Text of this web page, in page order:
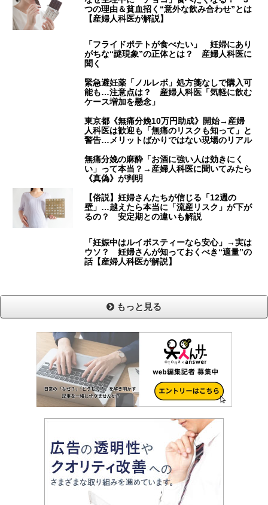
つの理由＆貧血招く“意外な飲み合わせ”とは
【産婦人科医が解説】
「フライドポテトが食べたい」 妊婦にあり
がちな“謎現象”の正体とは？ 産婦人科医に
聞く
緊急避妊薬「ノルレボ」処方箋なしで購入可
能も…注意点は？ 産婦人科医「気軽に飲む
ケース増加を懸念」
東京都《無痛分娩10万円助成》開始→産婦
人科医は歓迎も「無痛のリスクも知って」と
警告…メリットばかりではない現場のリアル
無痛分娩の麻酔「お酒に強い人は効きにく
い」って本当？→産婦人科医に聞いてみたら
《真偽》が判明
【俗説】妊婦さんたちが信じる「12週の
壁」…越えたら本当に「流産リスク」が下が
るの？ 安定期との違いも解説
「妊娠中はルイボスティーなら安心」→実は
ウソ？ 妊婦さんが知っておくべき“適量”の
話【産婦人科医が解説】
もっと見る